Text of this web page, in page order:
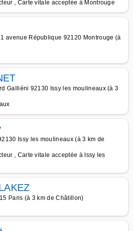
, Carte vitale acceptée à Montrouge
avenue République 92120 Montrouge (à
Galliéni 92130 Issy les moulineaux (à 3
Issy les moulineaux (à 3 km de
, Carte vitale acceptée à Issy les
Paris (à 3 km de Châtillon)